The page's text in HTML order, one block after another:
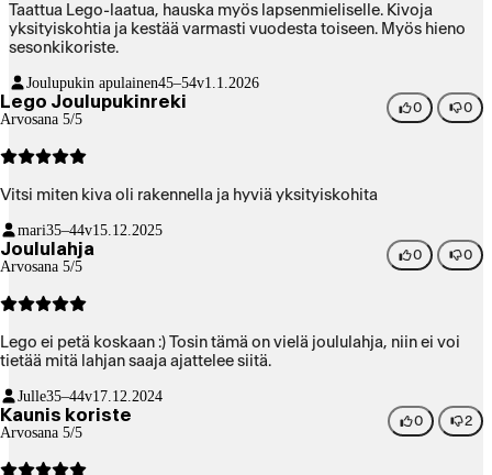
Taattua Lego-laatua, hauska myös lapsenmieliselle. Kivoja
yksityiskohtia ja kestää varmasti vuodesta toiseen. Myös hieno
sesonkikoriste.
Joulupukin apulainen45–54v1.1.2026
Lego Joulupukinreki
Arvosana 5/5
0 0
Vitsi miten kiva oli rakennella ja hyviä yksityiskohita
mari35–44v15.12.2025
Joululahja
Arvosana 5/5
0 0
Lego ei petä koskaan :) Tosin tämä on vielä joululahja, niin ei voi
tietää mitä lahjan saaja ajattelee siitä.
Julle35–44v17.12.2024
Kaunis koriste
Arvosana 5/5
0 2